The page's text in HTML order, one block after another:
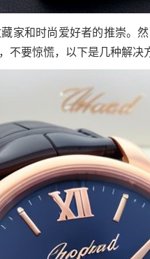
家和时尚爱好者的推崇。
不要惊慌，以下是几种解决